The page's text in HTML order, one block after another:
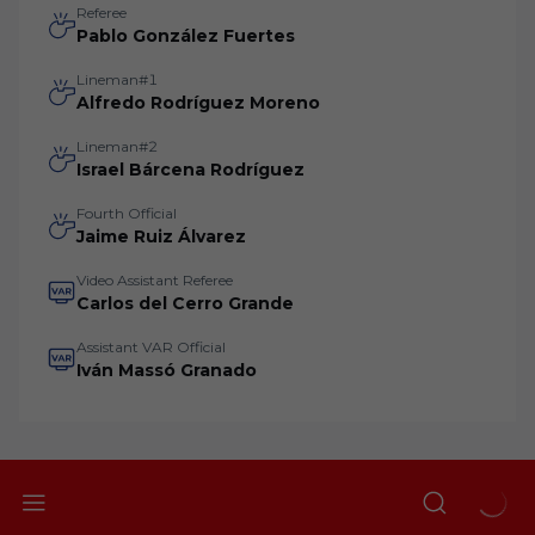
Referee
Pablo González Fuertes
Lineman#1
Alfredo Rodríguez Moreno
Lineman#2
Israel Bárcena Rodríguez
Fourth Official
Jaime Ruiz Álvarez
Video Assistant Referee
Carlos del Cerro Grande
Assistant VAR Official
Iván Massó Granado